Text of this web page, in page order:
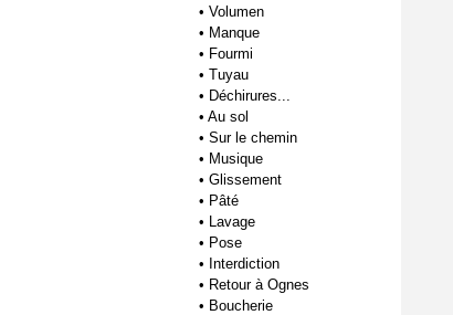
• Volumen
• Manque
• Fourmi
• Tuyau
• Déchirures...
• Au sol
• Sur le chemin
• Musique
• Glissement
• Pâté
• Lavage
• Pose
• Interdiction
• Retour à Ognes
• Boucherie